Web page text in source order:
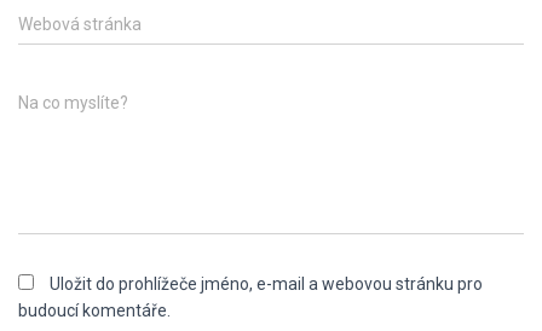
Webová stránka
Na co myslíte?
Uložit do prohlížeče jméno, e-mail a webovou stránku pro
budoucí komentáře.